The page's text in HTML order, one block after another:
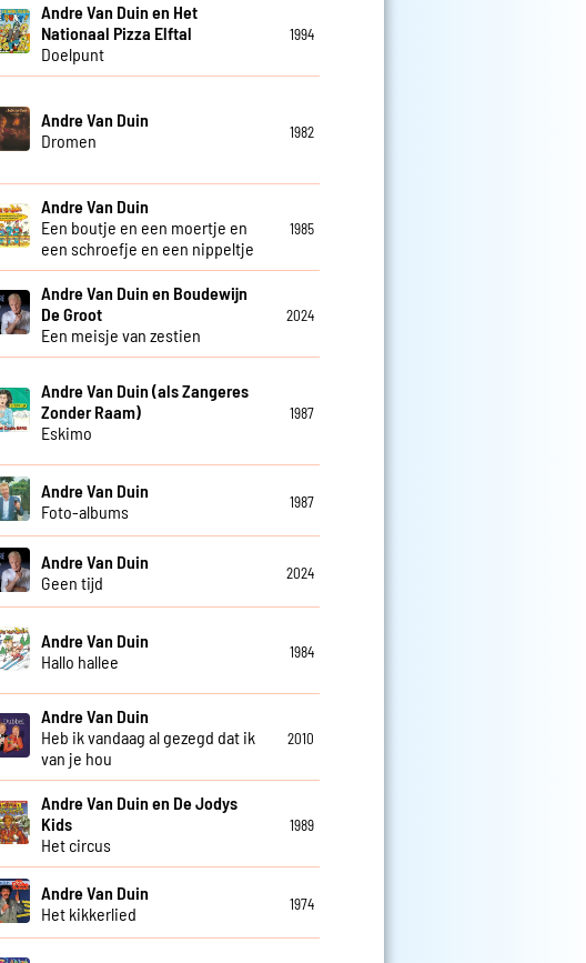
Andre Van Duin en Het
Nationaal Pizza Elftal
Doelpunt
1994
Andre Van Duin
Dromen
1982
Andre Van Duin
Een boutje en een moertje en
een schroefje en een nippeltje
1985
Andre Van Duin en Boudewijn
De Groot
Een meisje van zestien
2024
Andre Van Duin (als Zangeres
Zonder Raam)
Eskimo
1987
Andre Van Duin
Foto-albums
1987
Andre Van Duin
Geen tijd
2024
Andre Van Duin
Hallo hallee
1984
Andre Van Duin
Heb ik vandaag al gezegd dat ik
van je hou
2010
Andre Van Duin en De Jodys
Kids
Het circus
1989
Andre Van Duin
Het kikkerlied
1974